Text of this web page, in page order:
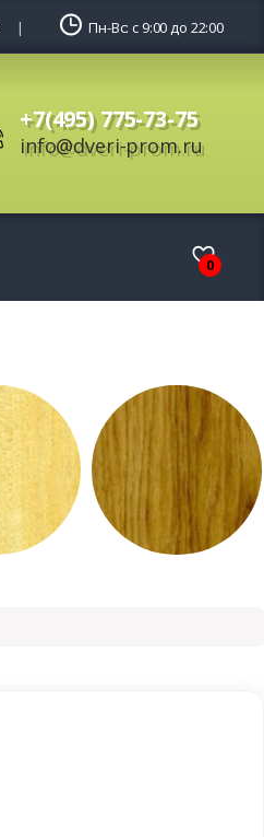
Пн-Вс: с 9:00 до 22:00
+7(495) 775-73-75
info@dveri-prom.ru
0